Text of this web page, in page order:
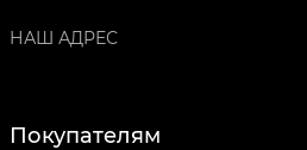
НАШ АДРЕС
Покупателям